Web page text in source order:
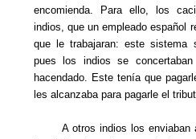
encomienda. Para ello, los
indios, que un empleado español
que le trabajaran: este sistema
pues los indios se
hacendado. Este tenía que
les alcanzaba para pagarle el
A otros indios los enviaban